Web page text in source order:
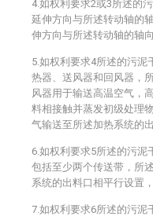
4.如权利要求2或3所述的
延伸方向与所述转动轴的
伸方向与所述转动轴的轴
5.如权利要求4所述的污泥
热器、送风器和回风器，
风器用于输送高温空气，
料相接触并蒸发初级处理
气输送至所述加热系统的出
6.如权利要求5所述的污
包括至少两个传送带，所
系统的出料口相平行设置
7.如权利要求6所述的污泥